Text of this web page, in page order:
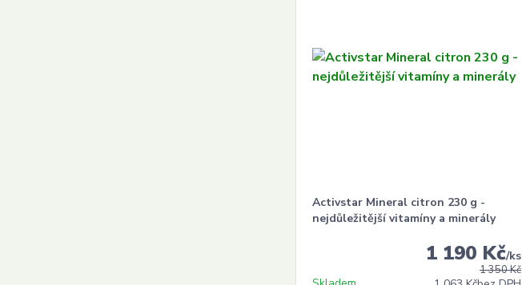
Activstar Mineral citron 230 g -
nejdůležitější vitamíny a minerály
1 350 Kč
1 190 Kč/ks